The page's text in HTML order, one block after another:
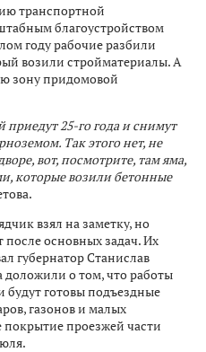
транспортной
благоустройством
году рабочие разбили
возили стройматериалы. А
зону придомовой
25-го года и снимут
Так этого нет, не
вот, посмотрите, там яма,
которые возили бетонные
взял на заметку, но
основных задач. Их
губернатор Станислав
доложили о том, что работы
будут готовы подъездные
газонов и малых
проезжей части